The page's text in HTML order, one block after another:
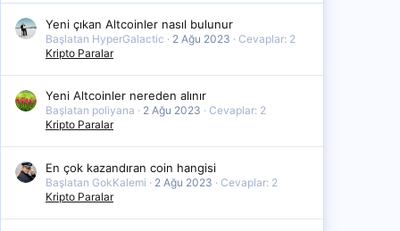
Yeni çıkan Altcoinler nasıl bulunur
Başlatan HyperGalactic 2 Ağu 2023
Cevaplar: 2
Kripto Paralar
Yeni Altcoinler nereden alınır
Başlatan poliyana 2 Ağu 2023
Cevaplar: 2
Kripto Paralar
En çok kazandıran coin hangisi
Başlatan GokKalemi 2 Ağu 2023
Cevaplar: 2
Kripto Paralar